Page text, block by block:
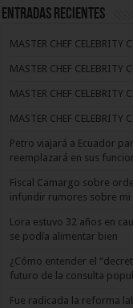
Entradas recientes
MASTER CHEF
MASTER CHEF
MASTER CHEF
MASTER CHEF
Petro viajará a Ecuador
reemplazará en sus
Fiscal Camargo sobre
infundir rumores sobre mi
Lora estuvo 32 años en
se podía alimentar bien
¿Cómo entender el
futuro de la consulta
Fue radicada la reforma